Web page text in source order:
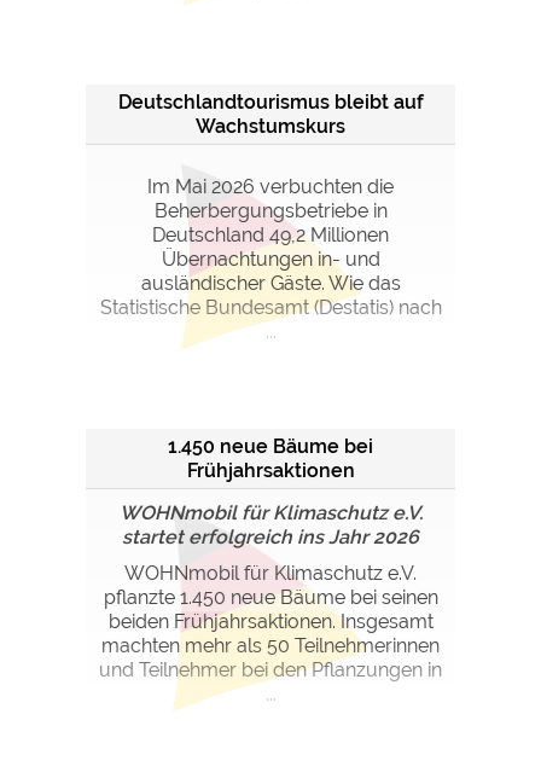
Deutschlandtourismus bleibt auf
Wachstumskurs
Im Mai 2026 verbuchten die
Beherbergungsbetriebe in
Deutschland 49,2 Millionen
Übernachtungen in- und
ausländischer Gäste. Wie das
Statistische Bundesamt (Destatis) nach
...
1.450 neue Bäume bei
Frühjahrsaktionen
WOHNmobil für Klimaschutz e.V.
startet erfolgreich ins Jahr 2026
WOHNmobil für Klimaschutz e.V.
pflanzte 1.450 neue Bäume bei seinen
beiden Frühjahrsaktionen. Insgesamt
machten mehr als 50 Teilnehmerinnen
und Teilnehmer bei den Pflanzungen in
...